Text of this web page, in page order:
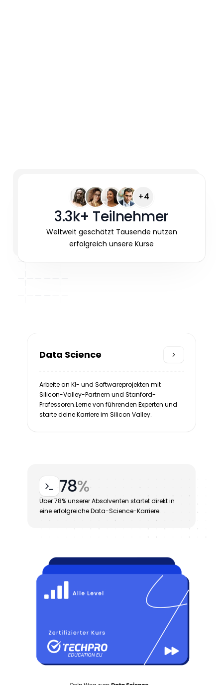
+4
3.3k+ Teilnehmer
Weltweit geschätzt Tausende nutzen
erfolgreich unsere Kurse
Data Science
Arbeite an KI- und Softwareprojekten mit
Silicon-Valley-Partnern und Stanford-
Professoren.Lerne von führenden Experten und
starte deine Karriere im Silicon Valley.
78%
Über 78% unserer Absolventen startet direkt in
eine erfolgreiche Data-Science-Karriere.